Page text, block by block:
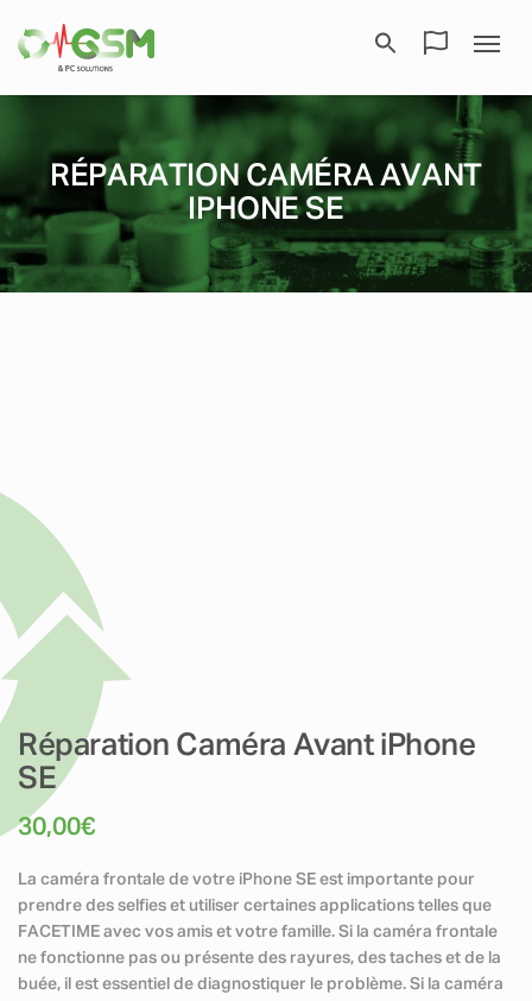
RÉPARATION CAMÉRA AVANT
IPHONE SE
Réparation Caméra Avant iPhone
SE
30,00€
La caméra frontale de votre iPhone SE est importante pour
prendre des selfies et utiliser certaines applications telles que
FACETIME avec vos amis et votre famille. Si la caméra frontale
ne fonctionne pas ou présente des rayures, des taches et de la
buée, il est essentiel de diagnostiquer le problème. Si la caméra